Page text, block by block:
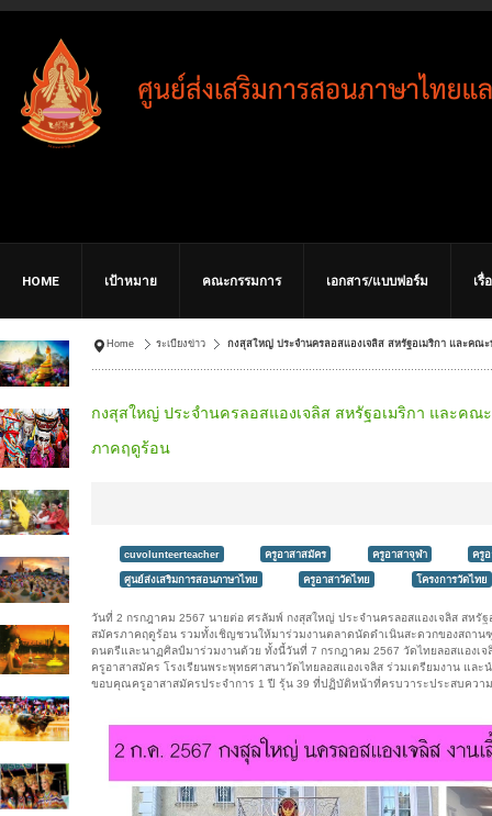
HOME เป้าหมาย คณะกรรมการ เอกสาร/แบบฟอร์ม เรื่
Home ระเบียงข่าว กงสุสใหญ่ ประจำนครลอสแองเจลิส สหรัฐอเมริกา และคณ
กงสุสใหญ่ ประจำนครลอสแองเจลิส สหรัฐอเมริกา และค
ภาคฤดูร้อน
cuvolunteerteacher ครูอาสาสมัคร ครูอาสาจุฬา ครู
ศูนย์ส่งเสริมการสอนภาษาไทย ครูอาสาวัดไทย โครงการวัดไทย
วันที่ 2 กรกฎาคม 2567 นายต่อ ศรลัมพ์ กงสุสใหญ่ ประจำนครลอสแองเจลิส สห
สมัครภาคฤดูร้อน รวมทั้งเชิญชวนให้มาร่วมงานตลาดนัดดำเนินสะดวกของสถา
ดนตรีและนาฏศิลป์มาร่วมงานด้วย ทั้งนี้วันที่ 7 กรกฎาคม 2567 วัดไทยลอสแอง
ครูอาสาสมัคร โรงเรียนพระพุทธศาสนาวัดไทยลอสแองเจลิส ร่วมเตรียมงาน แล
ขอบคุณครูอาสาสมัครประจำการ 1 ปี รุ้น 39 ที่ปฏิบัติหน้าที่ครบวาระประสบความ